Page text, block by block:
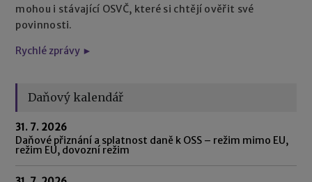
mohou i stávající OSVČ, které si chtějí ověřit své
povinnosti.
Rychlé zprávy ►
Daňový kalendář
31. 7. 2026
Daňové přiznání a splatnost daně k OSS – režim mimo EU,
režim EU, dovozní režim